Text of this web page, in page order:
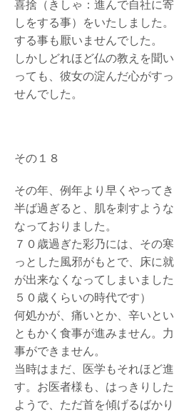
喜捨（きしゃ：進んで自社に
しをする事）をいたしました
する事も厭いませんでした。
しかしどれほど仏の教えを聞
っても、彼女の淀んだ心がす
せんでした。
その１８
その年、例年より早くやって
半ば過ぎると、肌を刺すよう
なっておりました。
７０歳過ぎた彩乃には、その
っとした風邪がもとで、床に
が出来なくなってしまいまし
５０歳くらいの時代です）
何処かが、痛いとか、辛いと
ともかく食事が進みません。
事ができません。
当時はまだ、医学もそれほど
す。お医者様も、はっきりし
ようで、ただ首を傾げるばかり